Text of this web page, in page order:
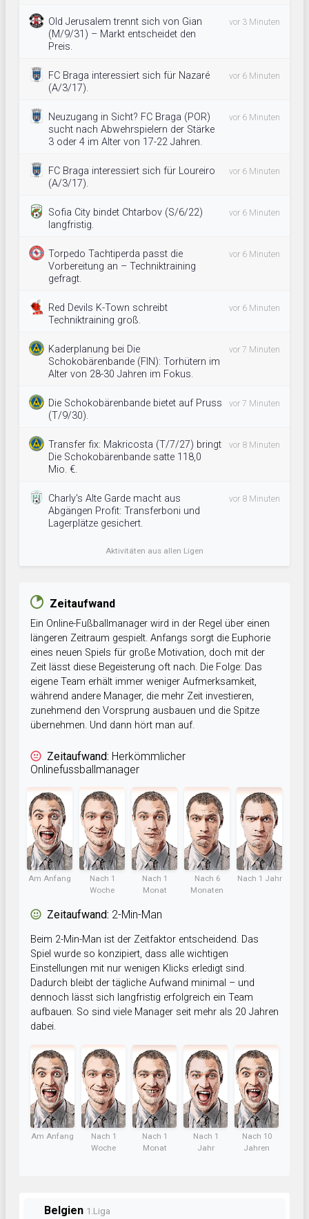
Old Jerusalem trennt sich von Gian
(M/9/31) – Markt entscheidet den
Preis.
vor 3 Minuten
FC Braga interessiert sich für Nazaré
(A/3/17).
vor 6 Minuten
Neuzugang in Sicht? FC Braga (POR)
sucht nach Abwehrspielern der Stärke
3 oder 4 im Alter von 17-22 Jahren.
vor 6 Minuten
FC Braga interessiert sich für Loureiro
(A/3/17).
vor 6 Minuten
Sofia City bindet Chtarbov (S/6/22)
langfristig.
vor 6 Minuten
Torpedo Tachtiperda passt die
Vorbereitung an – Techniktraining
gefragt.
vor 6 Minuten
Red Devils K-Town schreibt
Techniktraining groß.
vor 6 Minuten
Kaderplanung bei Die
Schokobärenbande (FIN): Torhütern im
Alter von 28-30 Jahren im Fokus.
vor 7 Minuten
Die Schokobärenbande bietet auf Pruss
(T/9/30).
vor 7 Minuten
Transfer fix: Makricosta (T/7/27) bringt
Die Schokobärenbande satte 118,0
Mio. €.
vor 8 Minuten
Charly's Alte Garde macht aus
Abgängen Profit: Transferboni und
Lagerplätze gesichert.
vor 8 Minuten
Aktivitäten aus allen Ligen
Zeitaufwand
Ein Online-Fußballmanager wird in der Regel über einen
längeren Zeitraum gespielt. Anfangs sorgt die Euphorie
eines neuen Spiels für große Motivation, doch mit der
Zeit lässt diese Begeisterung oft nach. Die Folge: Das
eigene Team erhält immer weniger Aufmerksamkeit,
während andere Manager, die mehr Zeit investieren,
zunehmend den Vorsprung ausbauen und die Spitze
übernehmen. Und dann hört man auf.
Zeitaufwand: Herkömmlicher
Onlinefussballmanager
Am Anfang
Nach 1
Woche
Nach 1
Monat
Nach 6
Monaten
Nach 1 Jahr
Zeitaufwand: 2-Min-Man
Beim 2-Min-Man ist der Zeitfaktor entscheidend. Das
Spiel wurde so konzipiert, dass alle wichtigen
Einstellungen mit nur wenigen Klicks erledigt sind.
Dadurch bleibt der tägliche Aufwand minimal – und
dennoch lässt sich langfristig erfolgreich ein Team
aufbauen. So sind viele Manager seit mehr als 20 Jahren
dabei.
Am Anfang
Nach 1
Woche
Nach 1
Monat
Nach 1
Jahr
Nach 10
Jahren
Belgien 1.Liga